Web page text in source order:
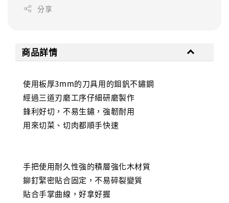
分享
商品詳情
使用板厚3mm的刀具用的鉬釩不鏽鋼
經過三道刃磨工序仔細研磨製作
鋒利好切，不易生鏽，強韌耐用
用來切菜、切肉都順手快速
手把使用耐久性強的積層強化木材質
鉚釘緊密貼合固定，不易碎裂變質
貼合手掌曲線，好拿好握